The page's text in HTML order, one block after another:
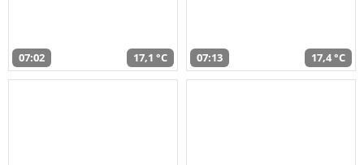
07:02 17,1 °C 07:13 17,4 °C